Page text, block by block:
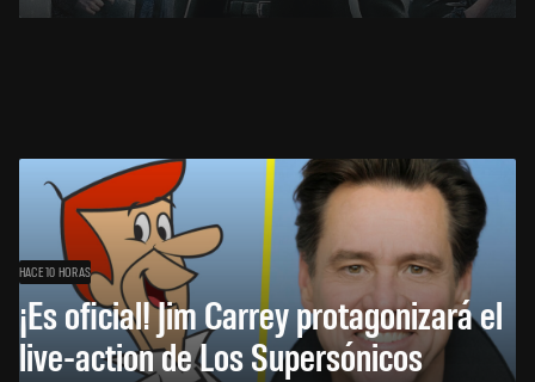
HACE 10 HORAS
¡Es oficial! Jim Carrey protagonizará el
live-action de Los Supersónicos